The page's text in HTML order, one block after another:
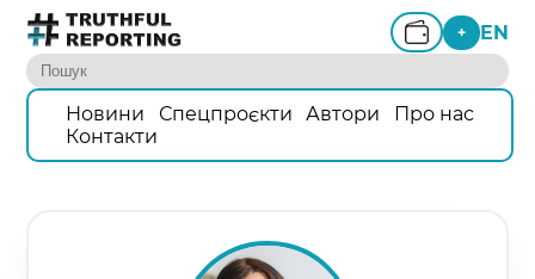
+ EN
Новини Спецпроєкти Автори
Про нас
Контакти